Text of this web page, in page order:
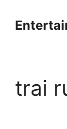
content
trai